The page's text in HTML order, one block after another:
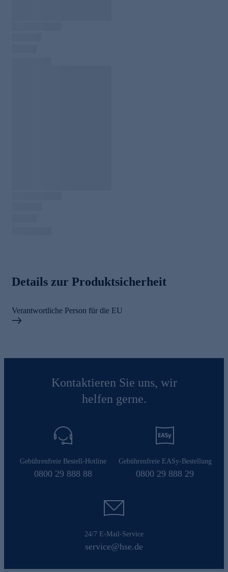
Details zur Produktsicherheit
Verantwortliche Person für die EU
Kontaktieren Sie uns, wir
helfen gerne.
Gebührenfreie Bestell-Hotline
0800 29 888 88
Gebührenfreie EASy-Bestellung
0800 29 888 29
24/7 E-Mail-Service
service@hse.de